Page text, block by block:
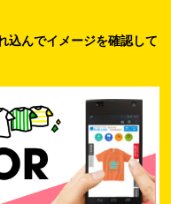
込んでイメージを確認して